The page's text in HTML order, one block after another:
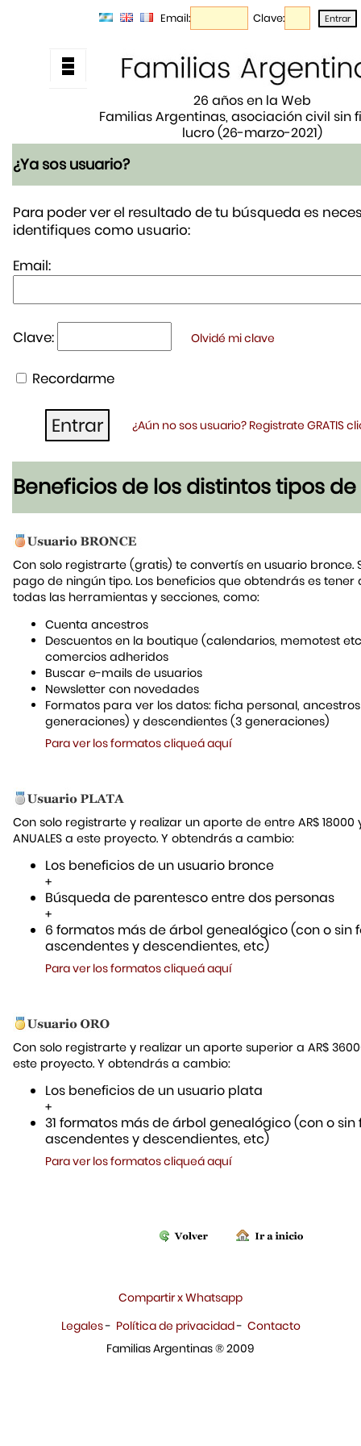
Email: Clave:
26 años en la Web
Familias Argentinas, asociación civil sin
lucro (26-marzo-2021)
¿Ya sos usuario?
Para poder ver el resultado de tu búsqueda es
identifiques como usuario:
Email:
Clave: Olvidé mi clave
Recordarme
¿Aún no sos usuario? Registrate GRATIS
Beneficios de los distintos tipos de
Con solo registrarte (gratis) te convertís en usuario bronce.
pago de ningún tipo. Los beneficios que obtendrás es tener
todas las herramientas y secciones, como:
Cuenta ancestros
Descuentos en la boutique (calendarios, memotest
comercios adheridos
Buscar e-mails de usuarios
Newsletter con novedades
Formatos para ver los datos: ficha personal,
generaciones) y descendientes (3 generaciones)
Para ver los formatos cliqueá aquí
Con solo registrarte y realizar un aporte de entre AR$ 18000
ANUALES a este proyecto. Y obtendrás a cambio:
Los beneficios de un usuario bronce
+
Búsqueda de parentesco entre dos personas
+
6 formatos más de árbol genealógico (con o sin
ascendentes y descendientes, etc)
Para ver los formatos cliqueá aquí
Con solo registrarte y realizar un aporte superior a AR$
este proyecto. Y obtendrás a cambio:
Los beneficios de un usuario plata
+
31 formatos más de árbol genealógico (con o sin
ascendentes y descendientes, etc)
Para ver los formatos cliqueá aquí
Compartir x Whatsapp
Legales- Política de privacidad- Contacto
Familias Argentinas ® 2009